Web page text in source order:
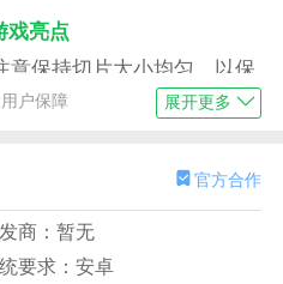
戏亮点
意保持切片大小均匀，以保
太现实了!!
说是非常适合大多数人的。
全沉浸其中，无法自拔，
用户保障 展开更多
官方合作
商：暂无
要求：安卓